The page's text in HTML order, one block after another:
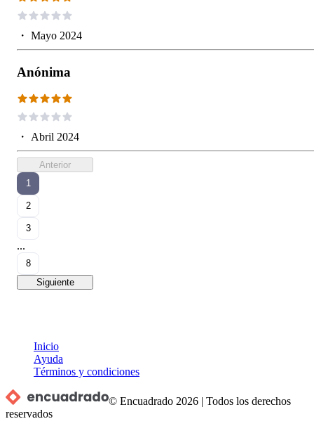
・ Mayo 2024
Anónima
・ Abril 2024
Anterior
1
2
3
...
8
Siguiente
Inicio
Ayuda
Términos y condiciones
© Encuadrado 2026 |Todos los derechos
reservados